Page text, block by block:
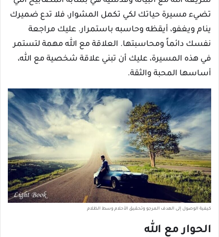
تضيء مسيرة حياتك لكي تكمل المشوار، فلا تدع ضميرك
ينام ويغفو، أيقظه وحاسبه باستمرار. عليك مراجعة
نفسك دائماً ومحاسبتها. العلاقة مع الله مهمة لتستمر
في هذه المسيرة، عليك أن تبني علاقة شخصية مع الله،
أساسها المحبة والثقة.
كيفية الوصول إلى الهدف المرجو وتحقيق الأحلام وسط الظلام
الحوار مع الله